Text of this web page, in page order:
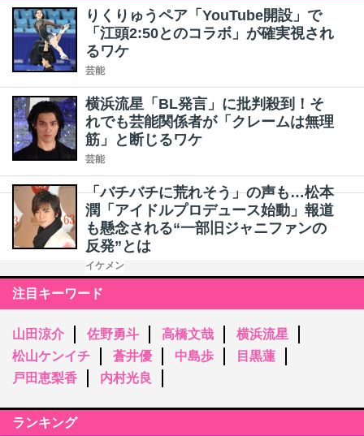
りくりゅうペア「YouTube開設」で
「江頭2:50とのコラボ」が確実視され
るワケ
芸能
横浜流星「BL発言」に批判殺到！そ
れでも芸能関係者が「クレームは無理
筋」と断じるワケ
芸能
「バチバチに荒れそう」の声も…松本
潤「アイドルプロデュース始動」報道
も懸念される“一部旧ジャニファンの
反発”とは
イケメン
注目キーワード
山田涼介 佐野勇斗 高橋文哉
横浜流星
松山ケンイチ
蒼井優 中島歩
目黒蓮
戸田恵梨香
内村光良
ランキング